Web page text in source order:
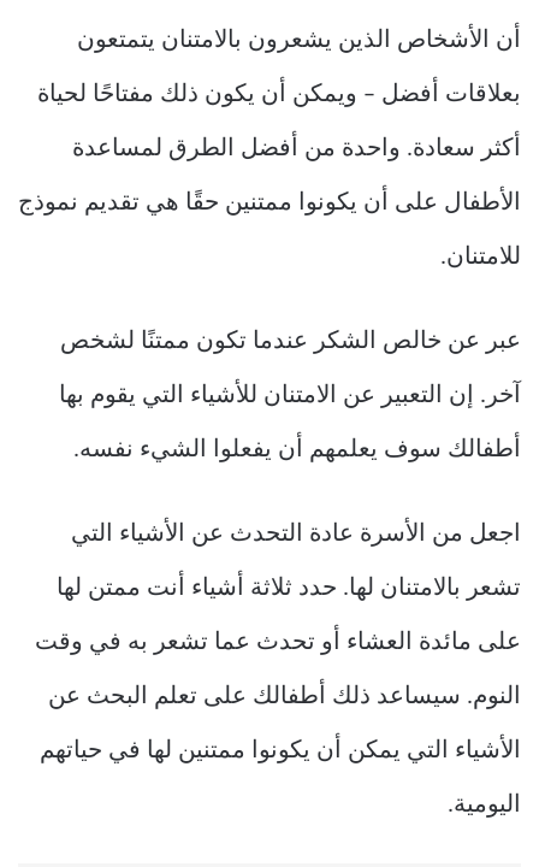
أن الأشخاص الذين يشعرون بالامتنان يتمتعون
بعلاقات أفضل – ويمكن أن يكون ذلك مفتاحًا لحياة
أكثر سعادة. واحدة من أفضل الطرق لمساعدة
الأطفال على أن يكونوا ممتنين حقًا هي تقديم نموذج
للامتنان.
عبر عن خالص الشكر عندما تكون ممتنًا لشخص
آخر. إن التعبير عن الامتنان للأشياء التي يقوم بها
أطفالك سوف يعلمهم أن يفعلوا الشيء نفسه.
اجعل من الأسرة عادة التحدث عن الأشياء التي
تشعر بالامتنان لها. حدد ثلاثة أشياء أنت ممتن لها
على مائدة العشاء أو تحدث عما تشعر به في وقت
النوم. سيساعد ذلك أطفالك على تعلم البحث عن
الأشياء التي يمكن أن يكونوا ممتنين لها في حياتهم
اليومية.